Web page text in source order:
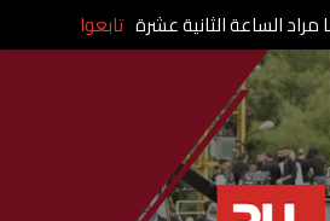
مراد الساعة الثانية عشرة تابعوا